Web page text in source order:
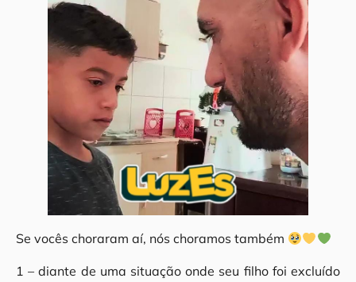
Se vocês choraram aí, nós choramos também
1 – diante de uma situação onde seu filho foi excluído